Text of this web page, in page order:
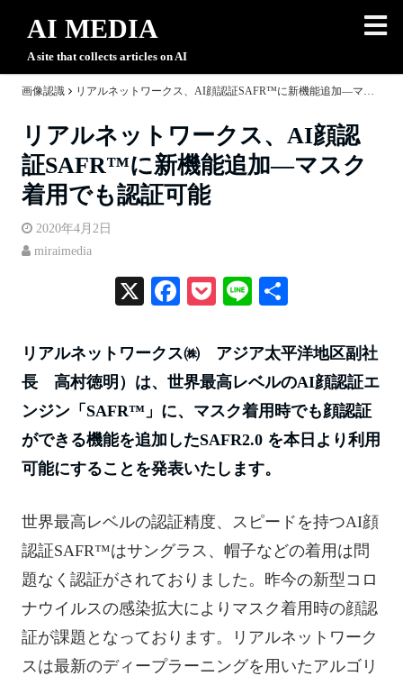
AI MEDIA
A site that collects articles on AI
画像認識 リアルネットワークス、AI顔認証SAFR™に新機能追加―マスク着用でも認証可能
リアルネットワークス、AI顔認
証SAFR™に新機能追加―マスク
着用でも認証可能
2020年4月2日
miraimedia
X
Fa
bo
ok
P
ke
t
Li
リアルネットワークス㈱ アジア太平洋地区副社
長 高村徳明）は、世界最高レベルのAI顔認証エ
ンジン「SAFR™」に、マスク着用時でも顔認証
ができる機能を追加したSAFR2.0 を本日より利用
可能にすることを発表いたします。
世界最高レベルの認証精度、スピードを持つAI顔
認証SAFR™はサングラス、帽子などの着用は問
題なく認証がされておりました。昨今の新型コロ
ナウイルスの感染拡大によりマスク着用時の顔認
証が課題となっております。リアルネットワーク
スは最新のディープラーニングを用いたアルゴリ